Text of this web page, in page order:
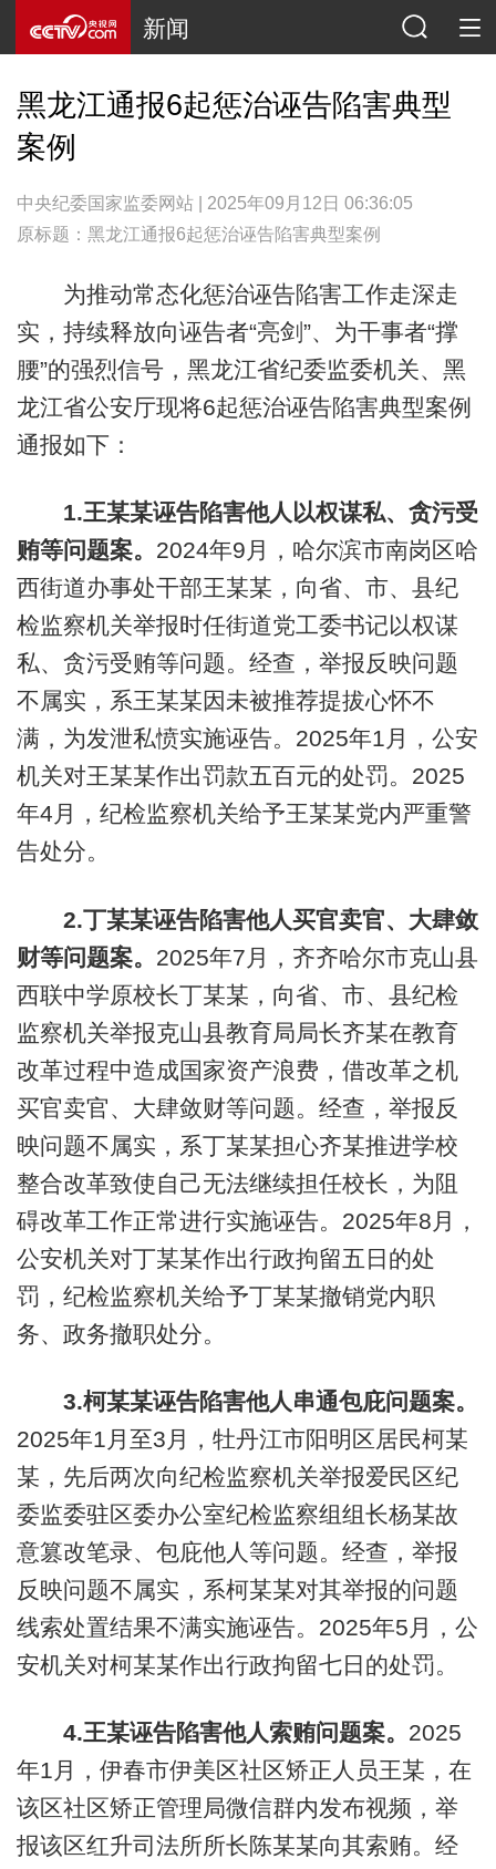
新闻
黑龙江通报6起惩治诬告陷害典型
案例
中央纪委国家监委网站 | 2025年09月12日 06:36:05
原标题：黑龙江通报6起惩治诬告陷害典型案例
为推动常态化惩治诬告陷害工作走深走
实，持续释放向诬告者“亮剑”、为干事者“撑
腰”的强烈信号，黑龙江省纪委监委机关、黑
龙江省公安厅现将6起惩治诬告陷害典型案例
通报如下：
1.王某某诬告陷害他人以权谋私、贪污受
贿等问题案。 2024年9月，哈尔滨市南岗区哈
西街道办事处干部王某某，向省、市、县纪
检监察机关举报时任街道党工委书记以权谋
私、贪污受贿等问题。经查，举报反映问题
不属实，系王某某因未被推荐提拔心怀不
满，为发泄私愤实施诬告。2025年1月，公安
机关对王某某作出罚款五百元的处罚。2025
年4月，纪检监察机关给予王某某党内严重警
告处分。
2.丁某某诬告陷害他人买官卖官、大肆敛
财等问题案。 2025年7月，齐齐哈尔市克山县
西联中学原校长丁某某，向省、市、县纪检
监察机关举报克山县教育局局长齐某在教育
改革过程中造成国家资产浪费，借改革之机
买官卖官、大肆敛财等问题。经查，举报反
映问题不属实，系丁某某担心齐某推进学校
整合改革致使自己无法继续担任校长，为阻
碍改革工作正常进行实施诬告。2025年8月，
公安机关对丁某某作出行政拘留五日的处
罚，纪检监察机关给予丁某某撤销党内职
务、政务撤职处分。
3.柯某某诬告陷害他人串通包庇问题案。
2025年1月至3月，牡丹江市阳明区居民柯某
某，先后两次向纪检监察机关举报爱民区纪
委监委驻区委办公室纪检监察组组长杨某故
意篡改笔录、包庇他人等问题。经查，举报
反映问题不属实，系柯某某对其举报的问题
线索处置结果不满实施诬告。2025年5月，公
安机关对柯某某作出行政拘留七日的处罚。
4.王某诬告陷害他人索贿问题案。 2025
年1月，伊春市伊美区社区矫正人员王某，在
该区社区矫正管理局微信群内发布视频，举
报该区红升司法所所长陈某某向其索贿。经